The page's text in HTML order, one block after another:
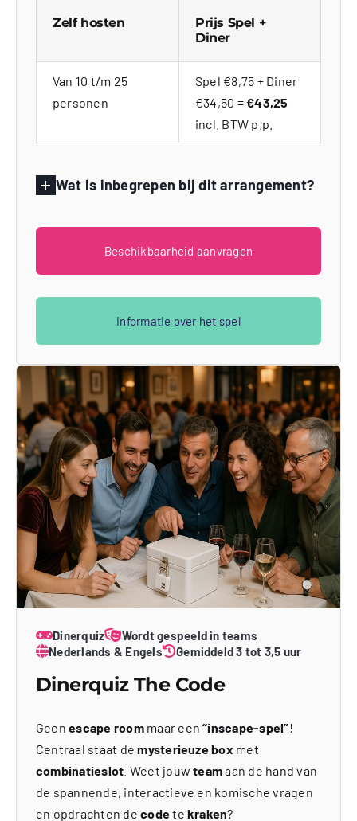
Zelf hosten
Prijs Spel +
Diner
Van 10 t/m 25
personen
Spel €8,75 + Diner
€34,50 =€43,25
incl. BTW p.p.
Wat is inbegrepen bij dit arrangement?
Beschikbaarheid aanvragen
Informatie over het spel
Dinerquiz
Wordt gespeeld in teams
Nederlands & Engels
Gemiddeld 3 tot 3,5 uur
Dinerquiz The Code
Geenescape roommaar een“inscape-spel”!
Centraal staat demysterieuze box met
combinatieslot . Weet jouwteamaan de hand van
de spannende, interactieve en komische vragen
en opdrachten decodetekraken?